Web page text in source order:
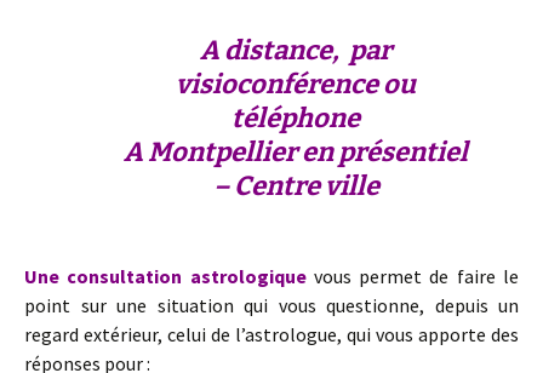
A distance, par
visioconférence ou
téléphone
A Montpellier en présentiel
– Centre ville
Une consultation astrologiquevous permet de faire le
point sur une situation qui vous questionne, depuis un
regard extérieur, celui de l’astrologue, qui vous apporte des
réponses pour :